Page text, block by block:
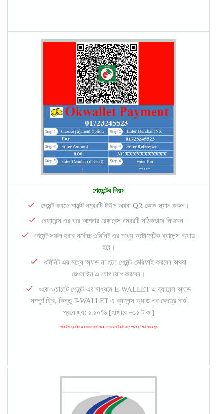
পেমেন্টের নিয়ম
পেমেন্ট করতে মার্চেন্ট নম্বরটি টাইপ অথবা QR কোড স্ক্যান করুন।
রেফারেন্স এর ঘরে আপনার রেফারেন্স নম্বরটি সঠিকভাবে লিখবেন।
পেমেন্ট সফল হবার সর্বোচ্চ ৩মিনিট এর মধ্যে অটোমেটিক ব্যালেন্স অ্যাড
হবে।
৩মিনিট এর মধ্যে অ্যাড না হলে পেমেন্ট ভেরিফাই করবেন অথবা
হেল্পলাইন এ যোগাযোগ করবেন।
ওকে-ওয়ালেট পেমেন্ট এর মাধ্যমে E-WALLET এ ব্যালেন্স অ্যাড
সম্পূর্ণ ফ্রি, কিন্তু T-WALLET এ ব্যালেন্স অ্যাড এর ক্ষেত্রে চার্জ
প্রযোজ্য: ১.১০% [হাজারে =১১ টাকা]
মোবাইল ব্যাংকিং এর সকল চার্জ যেকোন সময় পরিবর্তন হতে পারে। *শর্ত প্রযোজ্য